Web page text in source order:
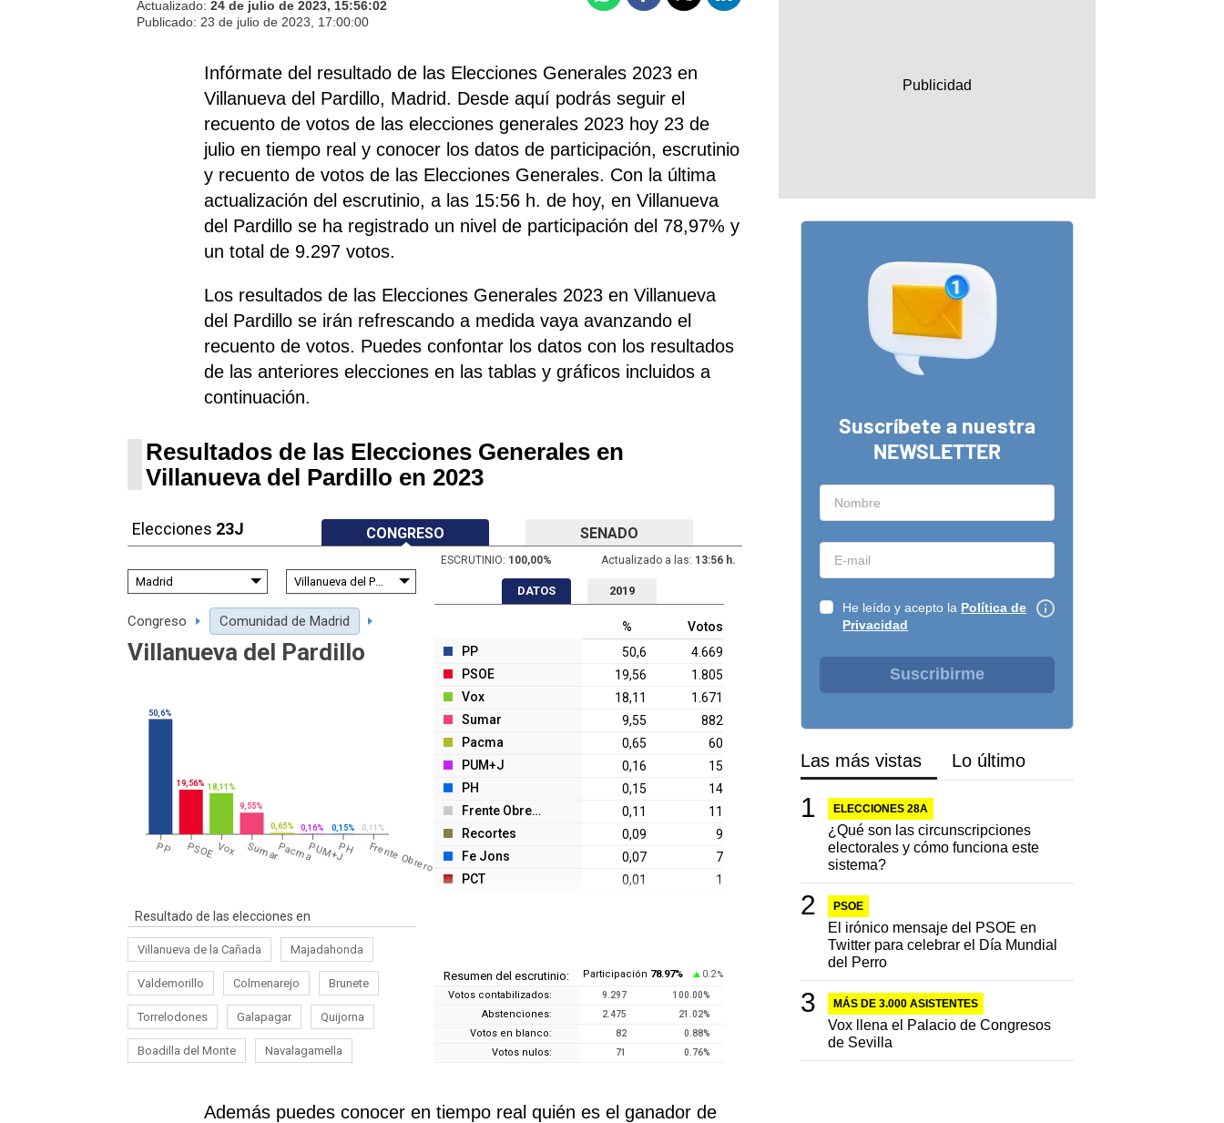
Actualizado: 24 de julio de 2023, 15:56:02
Publicado: 23 de julio de 2023, 17:00:00
Infórmate del resultado de las Elecciones Generales 2023 en
Villanueva del Pardillo, Madrid. Desde aquí podrás seguir el
recuento de votos de las elecciones generales 2023 hoy 23 de
julio en tiempo real y conocer los datos de participación, escrutinio
y recuento de votos de las Elecciones Generales. Con la última
actualización del escrutinio, a las 15:56 h. de hoy, en Villanueva
del Pardillo se ha registrado un nivel de participación del 78,97% y
un total de 9.297 votos.
Los resultados de las Elecciones Generales 2023 en Villanueva
del Pardillo se irán refrescando a medida vaya avanzando el
recuento de votos. Puedes confontar los datos con los resultados
de las anteriores elecciones en las tablas y gráficos incluidos a
continuación.
Resultados de las Elecciones Generales en
Villanueva del Pardillo en 2023
Elecciones 23J CONGRESO SENADO
ESCRUTINIO: 100,00% Actualizado a las: 13:56 h.
Congreso Comunidad de Madrid
Villanueva del Pardillo
PP PSOE Vox SumarPacmaPUM+JPH Frente Obrero
50,6%
19,56% 18,11%
9,55%
0,65% 0,16% 0,15% 0,11%
Resultado de las elecciones en
Villanueva de la Cañada Majadahonda
Valdemorillo Colmenarejo Brunete
Torrelodones Galapagar Quijorna
Boadilla del Monte Navalagamella
DATOS 2019
%
Votos
PP
50,6
4.669
PSOE
19,56
1.805
Vox
18,11
1.671
Sumar
9,55
882
Pacma
0,65
60
PUM+J
0,16
15
PH
0,15
14
Frente Obrero
0,11
11
Recortes
0,09
9
Fe Jons
0,07
7
PCT
0,01 1
Resumen del escrutinio: Participación 78.97% 0.2 %
Votos contabilizados: 9.297 100.00%
Abstenciones: 2.475 21.02%
Votos en blanco: 82 0.88%
Votos nulos: 71 0.76%
Además puedes conocer en tiempo real quién es el ganador de
Suscríbete a nuestra
NEWSLETTER
He leído y acepto la Política de
Privacidad
Suscribirme
Las más vistas Lo último
ELECCIONES 28A
¿Qué son las circunscripciones
electorales y cómo funciona este
sistema?
PSOE
El irónico mensaje del PSOE en
Twitter para celebrar el Día Mundial
del Perro
MÁS DE 3.000 ASISTENTES
Vox llena el Palacio de Congresos
de Sevilla